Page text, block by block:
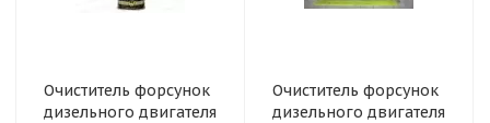
Очиститель форсунок
дизельного двигателя
Очиститель форсунок
дизельного двигателя